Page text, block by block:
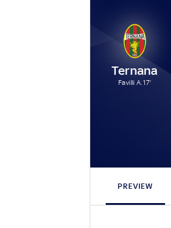
Ternana
Favilli A. 17'
PREVIEW